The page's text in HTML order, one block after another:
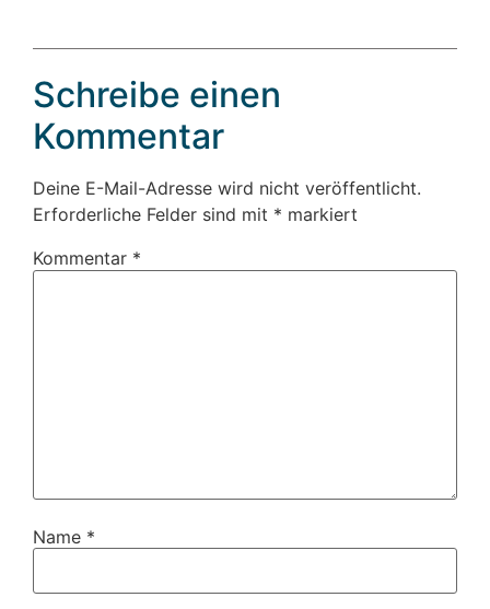
Schreibe einen
Kommentar
Deine E-Mail-Adresse wird nicht veröffentlicht.
Erforderliche Felder sind mit * markiert
Kommentar *
Name *